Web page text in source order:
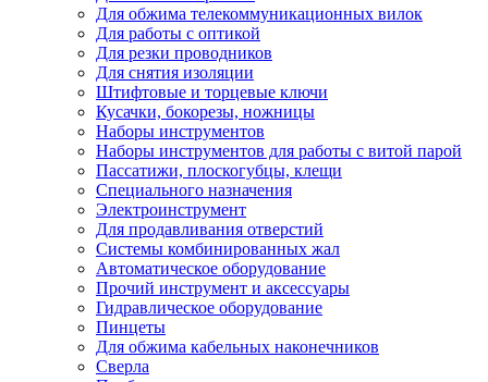
Для обжима телекоммуникационных вилок
Для работы с оптикой
Для резки проводников
Для снятия изоляции
Штифтовые и торцевые ключи
Кусачки, бокорезы, ножницы
Наборы инструментов
Наборы инструментов для работы с витой парой
Пассатижи, плоскогубцы, клещи
Специального назначения
Электроинструмент
Для продавливания отверстий
Системы комбинированных жал
Автоматическое оборудование
Прочий инструмент и аксессуары
Гидравлическое оборудование
Пинцеты
Для обжима кабельных наконечников
Сверла